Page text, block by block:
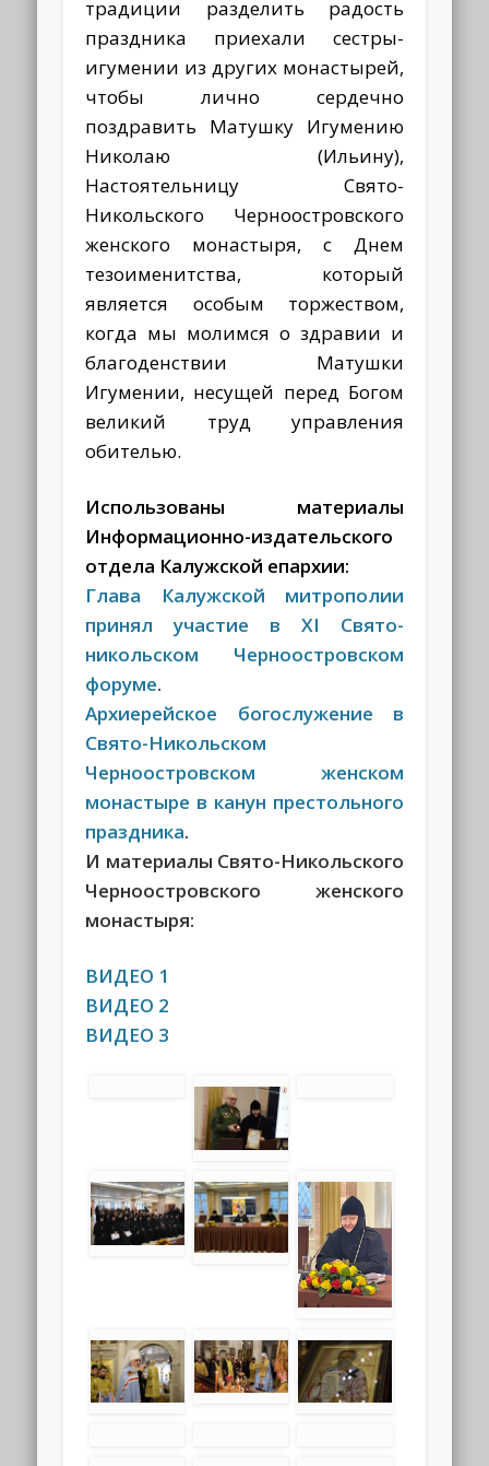
традиции разделить радость
праздника приехали сестры-
игумении из других монастырей,
чтобы лично сердечно
поздравить Матушку Игумению
Николаю (Ильину),
Настоятельницу Свято-
Никольского Черноостровского
женского монастыря, с Днем
тезоименитства, который
является особым торжеством,
когда мы молимся о здравии и
благоденствии Матушки
Игумении, несущей перед Богом
великий труд управления
обителью.
Использованы материалы
Информационно-издательского
отдела Калужской епархии:
Глава Калужской митрополии
принял участие в XI Свято-
никольском Черноостровском
форуме.
Архиерейское богослужение в
Свято-Никольском
Черноостровском женском
монастыре в канун престольного
праздника.
И материалы Свято-Никольского
Черноостровского женского
монастыря:
ВИДЕО 1
ВИДЕО 2
ВИДЕО 3